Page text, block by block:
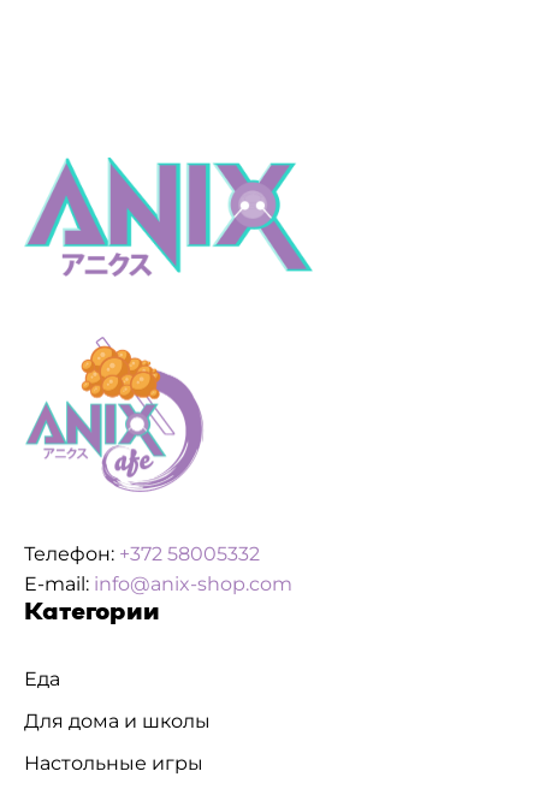
Телефон: +372 58005332
E-mail: info@anix-shop.com
Категории
Еда
Для дома и школы
Настольные игры